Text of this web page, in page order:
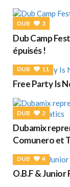
DUB 3
Dub Camp
épuisés !
DUB 11
Free Party Is
DUB 2
Dubamix
Comunero et
DUB 4
O.B.F & Junior